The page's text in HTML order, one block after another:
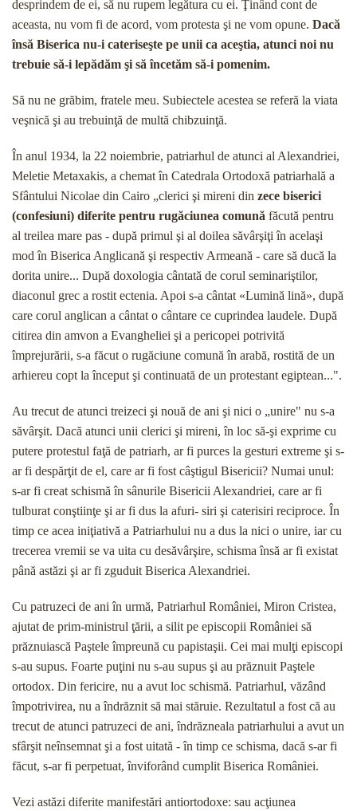
desprindem de ei, să nu rupem legătura cu ei. Ţinând cont de
aceasta, nu vom fi de acord, vom protesta şi ne vom opune. Dacă
însă Biserica nu-i cateriseşte pe unii ca aceştia, atunci noi nu
trebuie să-i lepădăm şi să încetăm să-i pomenim.
Să nu ne grăbim, fratele meu. Subiectele acestea se referă la viata
veşnică şi au trebuinţă de multă chibzuinţă.
În anul 1934, la 22 noiembrie, patriarhul de atunci al Alexandriei,
Meletie Metaxakis, a chemat în Cate­drala Ortodoxă patriarhală a
Sfântului Nicolae din Ca­iro „clerici şi mireni din zece biserici
(confesiuni) dife­rite pentru rugăciunea comună făcută pentru
al treilea mare pas - după primul şi al doilea săvârşiţi în acelaşi
mod în Biserica Anglicană şi respectiv Armeană - care să ducă la
dorita unire... După doxologia cântată de corul seminariştilor,
diaconul grec a rostit ectenia. Apoi s-a cântat «Lumină lină», după
care corul angli­can a cântat o cântare ce cuprindea laudele. După
citirea din amvon a Evangheliei şi a pericopei potri­vită
împrejurării, s-a făcut o rugăciune comună în arabă, rostită de un
arhiereu copt la început şi conti­nuată de un protestant egiptean...".
Au trecut de atunci treizeci şi nouă de ani şi nici o „unire" nu s-a
săvârşit. Dacă atunci unii clerici şi mi­reni, în loc să-şi exprime cu
putere protestul faţă de patriarh, ar fi purces la gesturi extreme şi s-
ar fi despărţit de el, care ar fi fost câştigul Bisericii? Numai unul:
s-ar fi creat schismă în sânurile Bisericii Alexan­driei, care ar fi
tulburat conştiinţe şi ar fi dus la afuri- siri şi caterisiri reciproce. În
timp ce acea iniţiativă a Patriarhului nu a dus la nici o unire, iar cu
trecerea vremii se va uita cu desăvârşire, schisma însă ar fi existat
până astăzi şi ar fi zguduit Biserica Alexandriei.
Cu patruzeci de ani în urmă, Patriarhul României, Miron Cristea,
ajutat de prim-ministrul ţării, a silit pe episcopii României să
prăznuiască Paştele împreună cu papistaşii. Cei mai mulţi episcopi
s-au supus. Foar­te puţini nu s-au supus şi au prăznuit Paştele
ortodox. Din fericire, nu a avut loc schismă. Patriarhul, văzând
împotrivirea, nu a îndrăznit să mai stăruie. Rezultatul a fost că au
trecut de atunci patruzeci de ani, îndrăz­neala patriarhului a avut un
sfârşit neînsemnat şi a fost uitată - în timp ce schisma, dacă s-ar fi
făcut, s-ar fi perpetuat, înviforând cumplit Biserica României.
Vezi astăzi diferite manifestări antiortodoxe: sau acţiunea